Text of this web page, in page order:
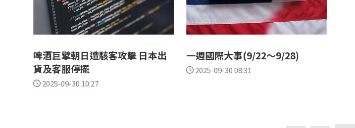
啤酒巨擘朝日遭駭客攻擊 日本出
貨及客服停擺
2025-09-30 10:27
一週國際大事(9/22～9/28)
2025-09-30 08:31